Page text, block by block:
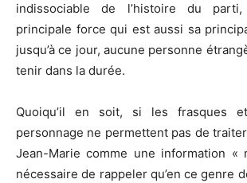
indissociable de l’histoire du
principale force qui est aussi sa
jusqu’à ce jour, aucune personne
tenir dans la durée.
Quoiqu’il en soit, si les frasques
personnage ne permettent pas de
Jean-Marie comme une information «
nécessaire de rappeler qu’en ce genre